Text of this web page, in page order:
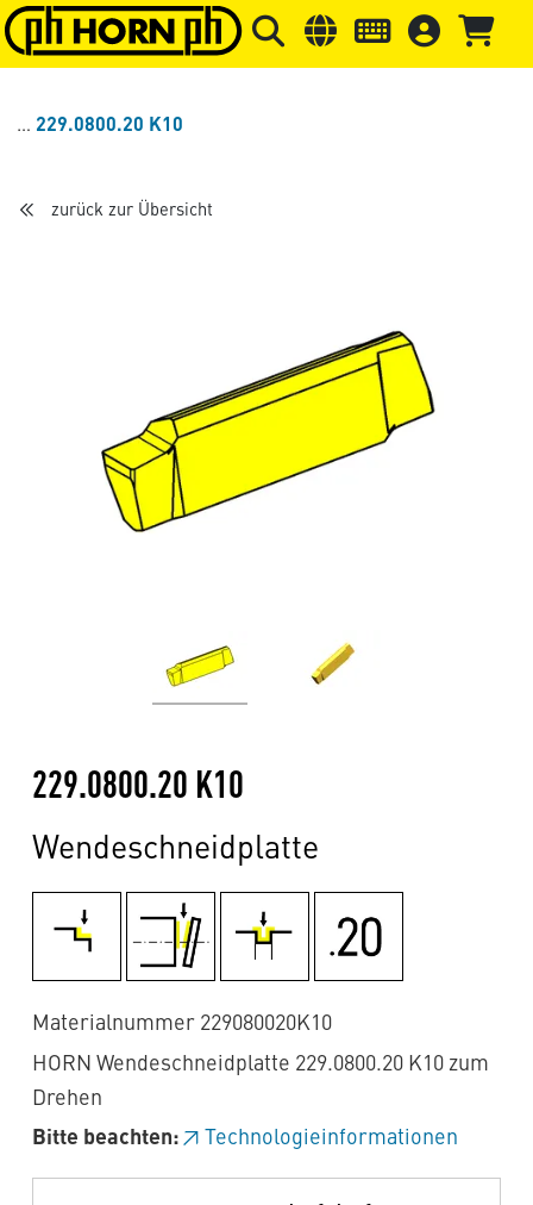
Springe zu Hauptinhalt Springe zum Header Springe
229.0800.20 K10
zurück zur Übersicht
229.0800.20 K10
Wendeschneidplatte
Materialnummer 229080020K10
HORN Wendeschneidplatte 229.0800.20 K10 zum
Drehen
Bitte beachten:
Technologieinformationen